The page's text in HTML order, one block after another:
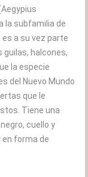
la subfamilia de
es a su vez parte
guilas, halcones,
la especie
del Nuevo Mundo
que le
Tiene una
cuello y
en forma de